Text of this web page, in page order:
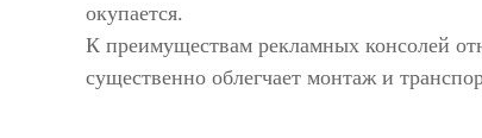
окупается.
К преимуществам рекламных консолей
существенно облегчает монтаж и